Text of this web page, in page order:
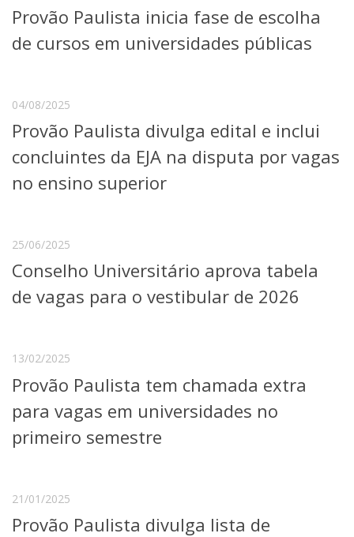
Aplicativos e Sites
Jornal da USP
Agenda de Eventos
Provão Paulista inicia fase de escolha
de cursos em universidades públicas
04/08/2025
Provão Paulista divulga edital e inclui
concluintes da EJA na disputa por vagas
no ensino superior
25/06/2025
Conselho Universitário aprova tabela
de vagas para o vestibular de 2026
13/02/2025
Provão Paulista tem chamada extra
para vagas em universidades no
primeiro semestre
21/01/2025
Provão Paulista divulga lista de